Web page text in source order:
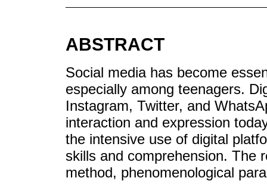
ABSTRACT
Social media has become
especially among teenagers.
Instagram, Twitter, and
interaction and expression
the intensive use of digital
skills and comprehension. The
method, phenomenological